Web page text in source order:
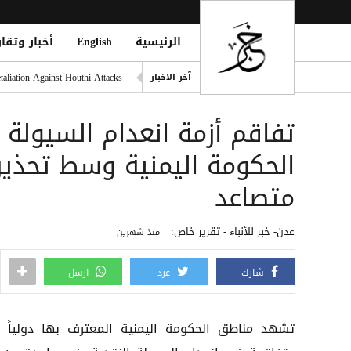
الرئيسية English أخبار
آخر الاخبار
Against Houthi Attacks
اليونان تنقذ عشرات
الدفاع اليمنية: القوات
فينيسيوس يمدد عقده مع ريال
تفاقم أزمة انعدام
الحكومة اليمنية وسط
متصاعد
عدن- خبر للأنباء - تقرير خاص: منذ شهرين
شارك غرد ارسل
تشهد مناطق الحكومة اليمنية المعترف بها دولياً